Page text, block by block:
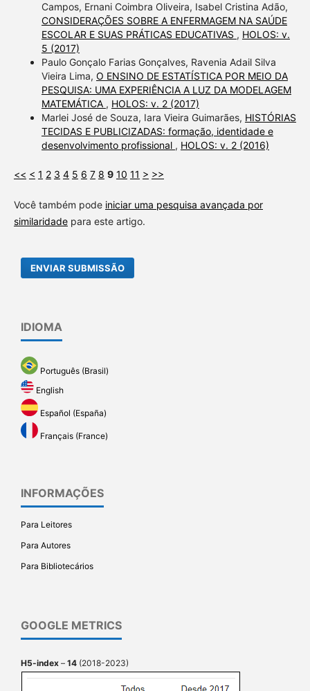
Campos, Ernani Coimbra Oliveira, Isabel Cristina Adão,
CONSIDERAÇÕES SOBRE A ENFERMAGEM NA SAÚDE
ESCOLAR E SUAS PRÁTICAS EDUCATIVAS , HOLOS: v.
5 (2017)
Paulo Gonçalo Farias Gonçalves, Ravenia Adail Silva
Vieira Lima, O ENSINO DE ESTATÍSTICA POR MEIO DA
PESQUISA: UMA EXPERIÊNCIA A LUZ DA MODELAGEM
MATEMÁTICA , HOLOS: v. 2 (2017)
Marlei José de Souza, Iara Vieira Guimarães, HISTÓRIAS
TECIDAS E PUBLICIZADAS: formação, identidade e
desenvolvimento profissional , HOLOS: v. 2 (2016)
<< < 1 2 3 4 5 6 7 8 9 10 11 > >>
Você também pode iniciar uma pesquisa avançada por
similaridadepara este artigo.
ENVIAR SUBMISSÃO
IDIOMA
Português (Brasil)
English
Español (España)
Français (France)
INFORMAÇÕES
Para Leitores
Para Autores
Para Bibliotecários
GOOGLE METRICS
H5-index – 14 (2018-2023)